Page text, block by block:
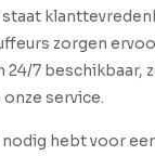
zorgen
7 beschikbaar,
service.
nodig hebt voor